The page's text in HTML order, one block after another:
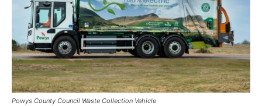
Powys County Council Waste Collection Vehicle